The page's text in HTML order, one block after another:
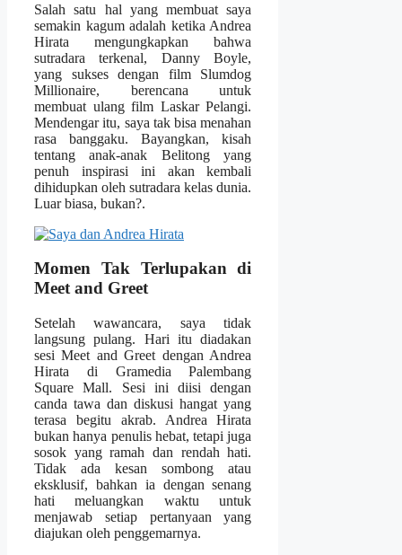
Salah satu hal yang membuat saya
semakin kagum adalah ketika Andrea
Hirata mengungkapkan bahwa
sutradara terkenal, Danny Boyle,
yang sukses dengan film Slumdog
Millionaire, berencana untuk
membuat ulang film Laskar Pelangi.
Mendengar itu, saya tak bisa menahan
rasa banggaku. Bayangkan, kisah
tentang anak-anak Belitong yang
penuh inspirasi ini akan kembali
dihidupkan oleh sutradara kelas dunia.
Luar biasa, bukan?.
Momen Tak Terlupakan di
Meet and Greet
Setelah wawancara, saya tidak
langsung pulang. Hari itu diadakan
sesi Meet and Greet dengan Andrea
Hirata di Gramedia Palembang
Square Mall. Sesi ini diisi dengan
canda tawa dan diskusi hangat yang
terasa begitu akrab. Andrea Hirata
bukan hanya penulis hebat, tetapi juga
sosok yang ramah dan rendah hati.
Tidak ada kesan sombong atau
eksklusif, bahkan ia dengan senang
hati meluangkan waktu untuk
menjawab setiap pertanyaan yang
diajukan oleh penggemarnya.